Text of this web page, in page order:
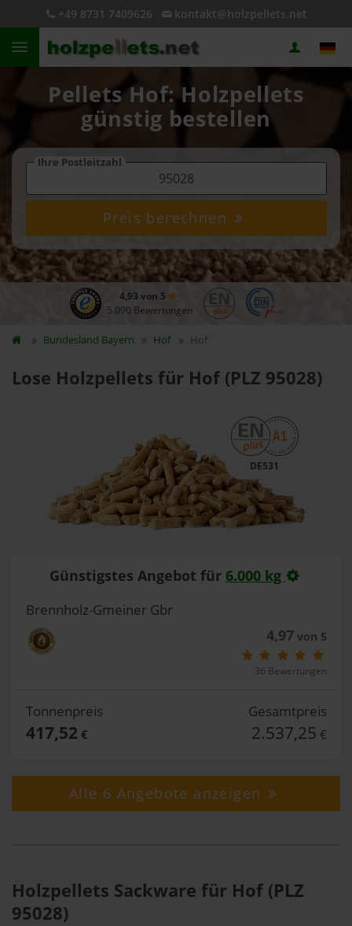
+49 8731 7409626 kontakt@holzpellets.net
Pellets Hof: Holzpellets
günstig bestellen
Ihre Postleitzahl
Preis berechnen
4,93 von 5
5.090 Bewertungen
Bundesland Bayern Hof Hof
Lose Holzpellets für Hof (PLZ 95028)
DE531
Günstigstes Angebot für 6.000 kg
Brennholz-Gmeiner Gbr
4,97von 5
36 Bewertungen
Tonnenpreis
417,52 €
Gesamtpreis
2.537,25 €
Alle 6 Angebote anzeigen
Holzpellets Sackware für Hof (PLZ
95028)